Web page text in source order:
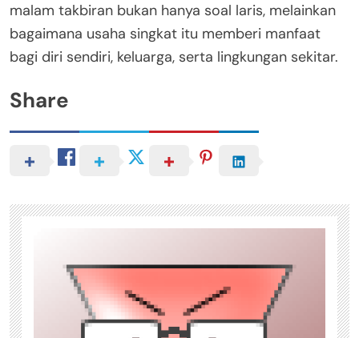
malam takbiran bukan hanya soal laris, melainkan
bagaimana usaha singkat itu memberi manfaat
bagi diri sendiri, keluarga, serta lingkungan sekitar.
Share